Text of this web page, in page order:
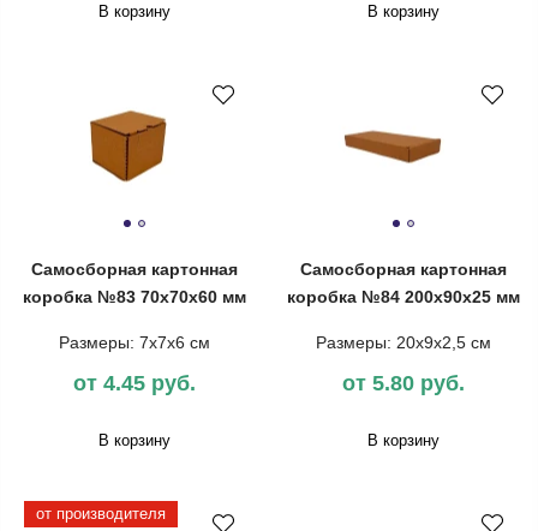
В корзину В корзину
Самосборная картонная
коробка №83 70х70х60 мм
Размеры: 7х7х6 см
от 4.45 руб.
В корзину
Самосборная картонная
коробка №84 200х90х25 мм
Размеры: 20х9х2,5 см
от 5.80 руб.
В корзину
от производителя